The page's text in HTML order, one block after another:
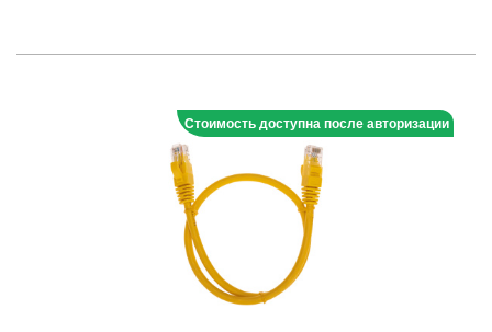
Стоимость доступна после авторизации